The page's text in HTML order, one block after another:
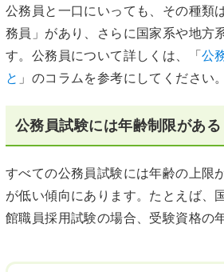
公務員と一口にいっても、その種類
務員」があり、さらに国家系や地方
す。公務員について詳しくは、「公
と 」のコラムを参考にしてください。
公務員試験には年齢制限がある
すべての公務員試験には年齢の上限
が低い傾向にあります。たとえば、
館職員採用試験の場合、受験資格の